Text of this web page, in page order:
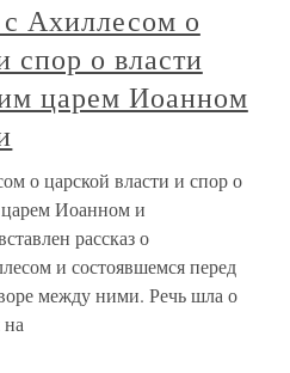
Ахиллесом о
спор о власти
царем Иоанном
о царской власти и спор о
Иоанном и
рассказ о
и состоявшемся перед
между ними. Речь шла о